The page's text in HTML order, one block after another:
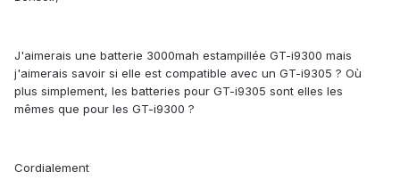
J'aimerais une batterie 3000mah estampillée GT-i9300 mais
j'aimerais savoir si elle est compatible avec un GT-i9305 ? Où
plus simplement, les batteries pour GT-i9305 sont elles les
mêmes que pour les GT-i9300 ?
Cordialement